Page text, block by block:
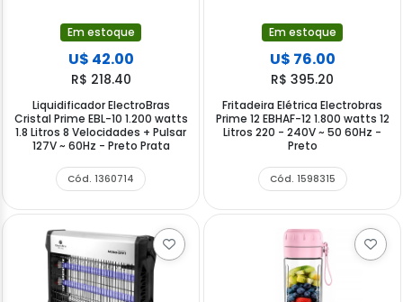
Em estoque
U$ 42.00
R$ 218.40
Liquidificador ElectroBras
Cristal Prime EBL-10 1.200 watts
1.8 Litros 8 Velocidades + Pulsar
127V ~ 60Hz - Preto Prata
Cód. 1360714
Em estoque
U$ 76.00
R$ 395.20
Fritadeira Elétrica Electrobras
Prime 12 EBHAF-12 1.800 watts 12
Litros 220 - 240V ~ 50 60Hz -
Preto
Cód. 1598315